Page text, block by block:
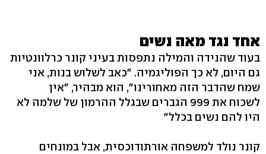
אחד נגד מאה נשים
בעוד שהנידה והמילה נתפסות בעיני קונר כרלוונטיות
גם היום, לא כך הפוליגמיה. "כאב לשלוש בנות, אני
שמח שהדבר הזה מאחורינו", הוא מבהיר, "אין
לשכוח את 999 הגברים שבגלל ההרמון של שלמה לא
היו להם נשים בכלל"
קונר נולד למשפחה אורתודוכסית, אבל במונחים